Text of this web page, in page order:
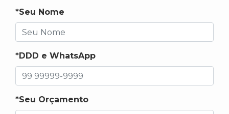
*Seu Nome
*DDD e WhatsApp
*Seu Orçamento